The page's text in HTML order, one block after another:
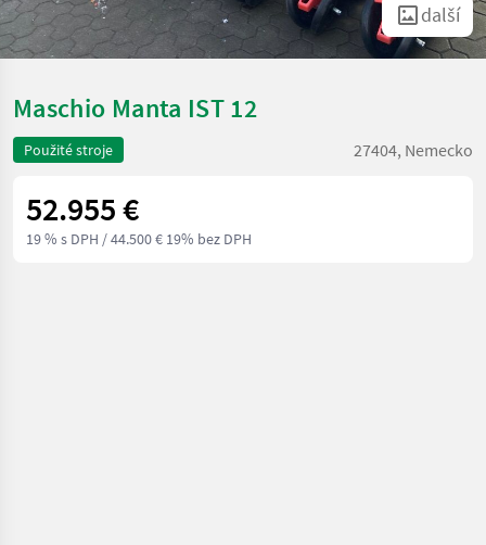
další
Maschio Manta IST 12
Použité stroje 27404, Nemecko
52.955 €
19 % s DPH / 44.500 € 19% bez DPH